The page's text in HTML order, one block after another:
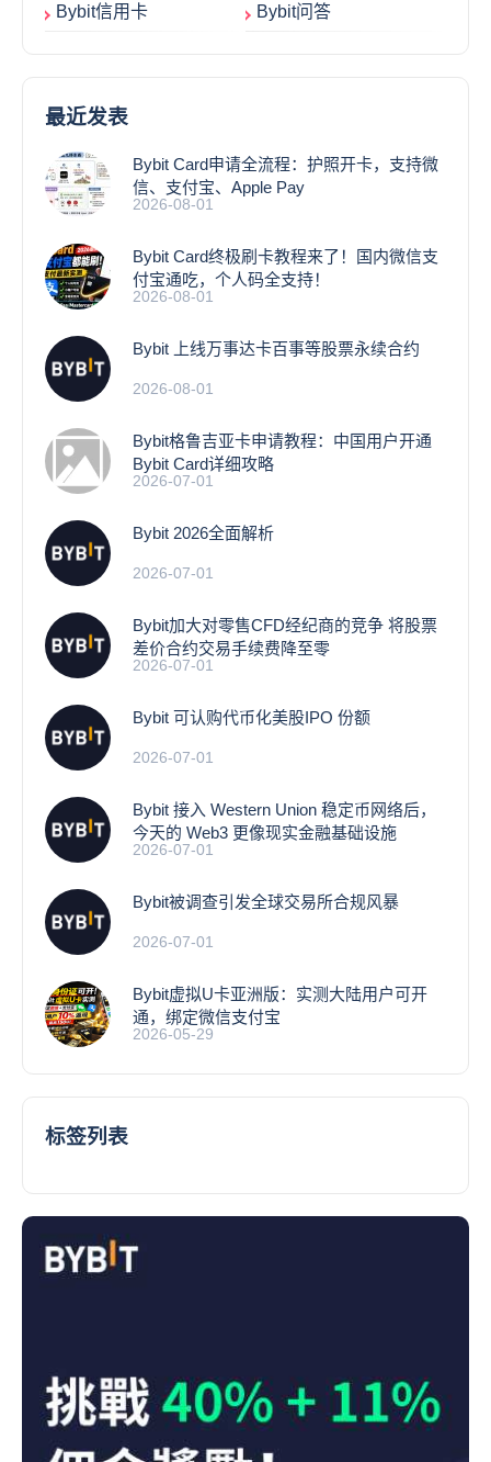
Bybit信用卡 Bybit问答
最近发表
Bybit Card申请全流程：护照开卡，支持微
信、支付宝、Apple Pay
2026-08-01
Bybit Card终极刷卡教程来了！国内微信支
付宝通吃，个人码全支持！
2026-08-01
Bybit 上线万事达卡百事等股票永续合约
2026-08-01
Bybit格鲁吉亚卡申请教程：中国用户开通
Bybit Card详细攻略
2026-07-01
Bybit 2026全面解析
2026-07-01
Bybit加大对零售CFD经纪商的竞争 将股票
差价合约交易手续费降至零
2026-07-01
Bybit 可认购代币化美股IPO 份额
2026-07-01
Bybit 接入 Western Union 稳定币网络后，
今天的 Web3 更像现实金融基础设施
2026-07-01
Bybit被调查引发全球交易所合规风暴
2026-07-01
Bybit虚拟U卡亚洲版：实测大陆用户可开
通，绑定微信支付宝
2026-05-29
标签列表